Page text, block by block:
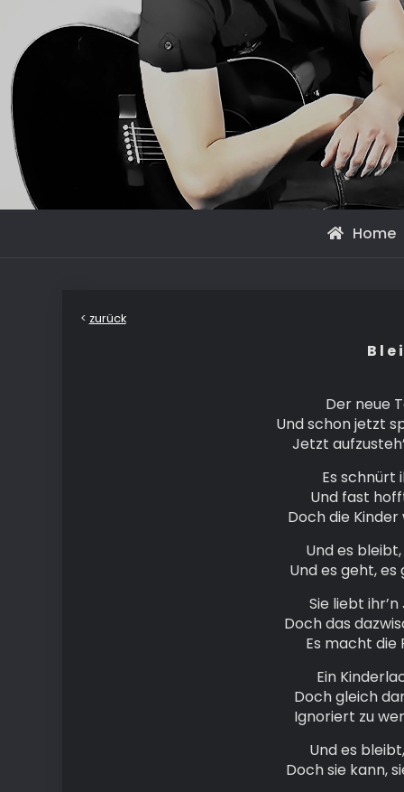
Home
< zurück
B l e
Der neue
Und schon jetzt
Jetzt
Es schnürt
Und fast
Doch die
Und es
Und es geht,
Sie liebt
Doch das
Es macht die
Ein
Doch gleich
Ignoriert zu
Und es
Doch sie kann,